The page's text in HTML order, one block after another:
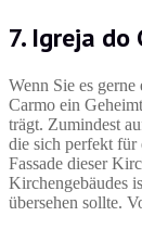
7. Igreja do
Wenn Sie es
Carmo ein
trägt. Zumindest
die sich perfekt für
Fassade dieser
Kirchengebäudes
übersehen sollte.